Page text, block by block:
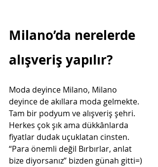
Milano’da nerelerde
alışveriş yapılır?
Moda deyince Milano, Milano
deyince de akıllara moda gelmekte.
Tam bir podyum ve alışveriş şehri.
Herkes çok şık ama dükkânlarda
fiyatlar dudak uçuklatan cinsten.
“Para önemli değil Bırbırlar, anlat
bize diyorsanız” bizden günah gitti=)